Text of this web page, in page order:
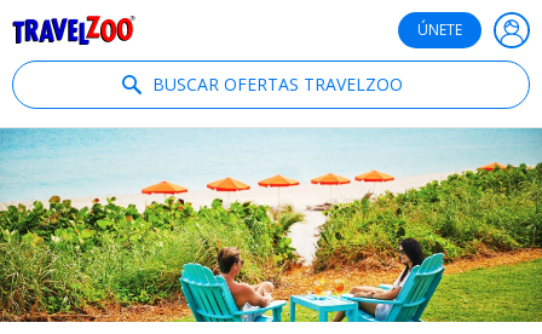
ÚNETE
BUSCAR OFERTAS TRAVELZOO